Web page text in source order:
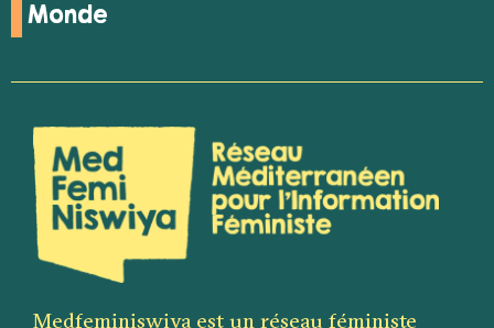
Monde
Medfeminiswiya est un réseau féministe